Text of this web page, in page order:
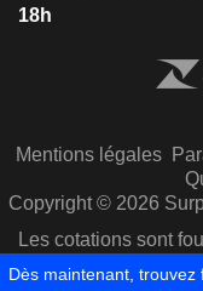
18h
Mentions légales
Copyright © 2026
Les cotations sont
Dès maintenant,